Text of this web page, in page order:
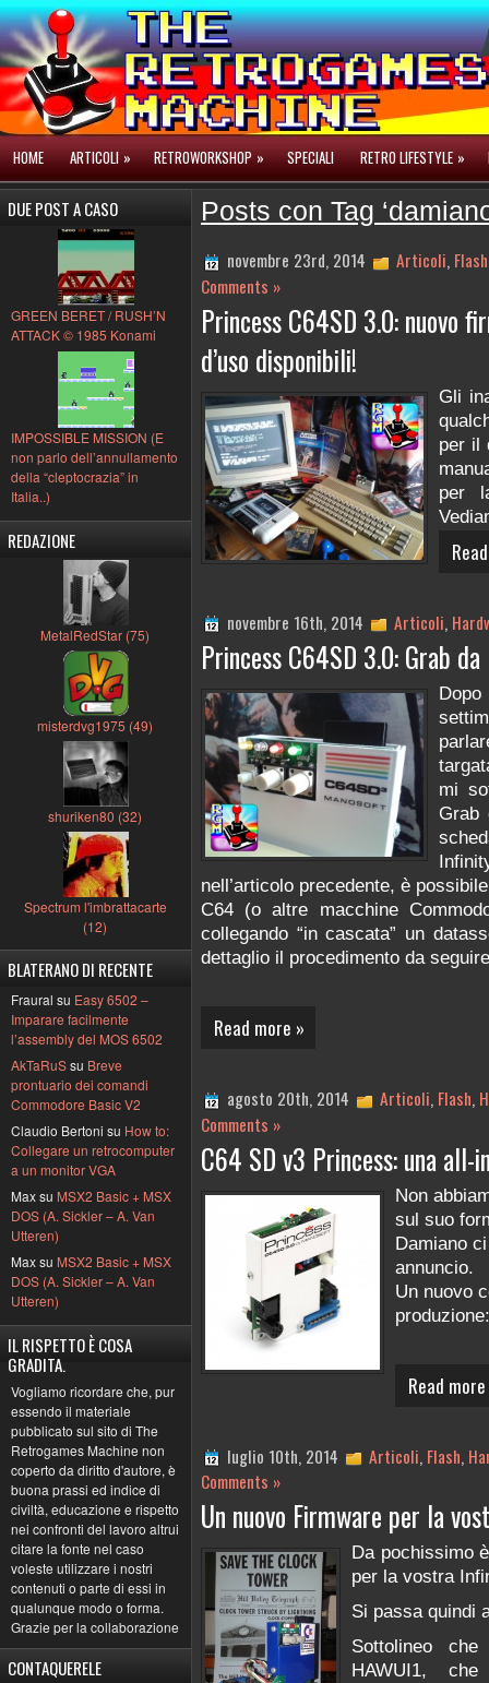
HOME ARTICOLI » RETROWORKSHOP » SPECIALI RETRO LIFESTYLE »
DUE POST A CASO
GREEN BERET / RUSH’N
ATTACK © 1985 Konami
IMPOSSIBLE MISSION (E
non parlo dell’annullamento
della “cleptocrazia” in
Italia..)
REDAZIONE
MetalRedStar (75)
misterdvg1975 (49)
shuriken80 (32)
Spectrum l'imbrattacarte
(12)
BLATERANO DI RECENTE
Fraural su Easy 6502 –
Imparare facilmente
l’assembly del MOS 6502
AkTaRuSsu Breve
prontuario dei comandi
Commodore Basic V2
Claudio Bertoni su How to:
Collegare un retrocomputer
a un monitor VGA
Max su MSX2 Basic + MSX
DOS (A. Sickler – A. Van
Utteren)
Max su MSX2 Basic + MSX
DOS (A. Sickler – A. Van
Utteren)
IL RISPETTO È COSA
GRADITA.
Vogliamo ricordare che, pur
essendo il materiale
pubblicato sul sito di The
Retrogames Machine non
coperto da diritto d'autore, è
buona prassi ed indice di
civiltà, educazione e rispetto
nei confronti del lavoro altrui
citare la fonte nel caso
voleste utilizzare i nostri
contenuti o parte di essi in
qualunque modo o forma.
Grazie per la collaborazione
CONTAQUERELE
Posts con Tag
novembre 23rd, 2014 Articoli, Flash
Comments »
Princess C64SD 3.0: nuovo
d’uso disponibili!
Gli
per il
per
novembre 16th, 2014 Articoli,
Princess C64SD 3.0: Grab
mi
Grab
nell’articolo precedente, è
C64 (o altre macchine
collegando “in cascata” un
dettaglio il procedimento da
Read more »
agosto 20th, 2014 Articoli, Flash,
Comments »
C64 SD v3 Princess: una all-
Non
sul suo
Damiano
annuncio.
Un nuovo
Read
luglio 10th, 2014 Articoli, Flash,
Comments »
Un nuovo Firmware per la
Da pochissimo
per la vostra
Si passa quindi
Sottolineo
HAWUI1,